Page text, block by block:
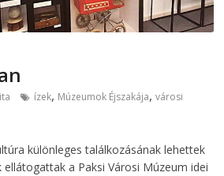
ízek, Múzeumok Éjszakája,városi
különleges találkozásának lehettek
ellátogattak a Paksi Városi Múzeum idei